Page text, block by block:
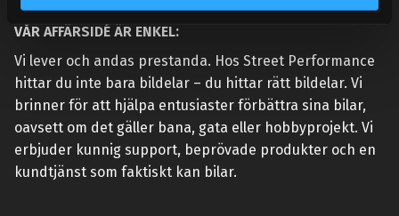
VÅR AFFÄRSIDÉ ÄR ENKEL:
Vi lever och andas prestanda. Hos Street Performance
hittar du inte bara bildelar – du hittar rätt bildelar. Vi
brinner för att hjälpa entusiaster förbättra sina bilar,
oavsett om det gäller bana, gata eller hobbyprojekt. Vi
erbjuder kunnig support, beprövade produkter och en
kundtjänst som faktiskt kan bilar.